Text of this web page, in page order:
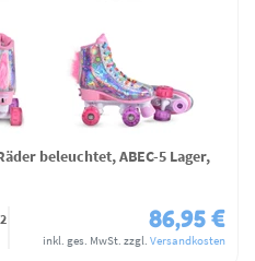
beleuchtet, ABEC-5 Lager,
86,95 €
inkl. ges. MwSt. zzgl. Versandkosten